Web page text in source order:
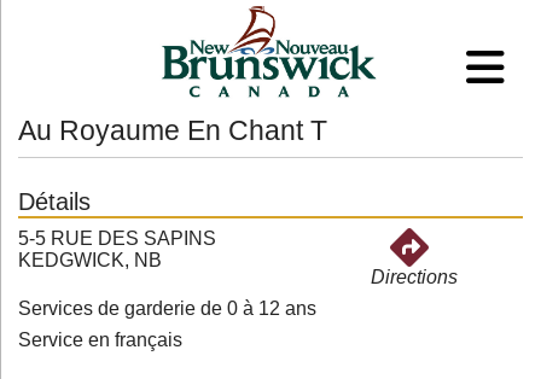
Au Royaume En Chant T
Détails
5-5 RUE DES SAPINS
KEDGWICK, NB
Directions
Services de garderie de 0 à 12 ans
Service en français